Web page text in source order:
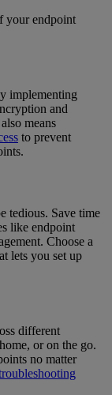
your endpoint
implementing
and
means
to prevent
tedious. Save time
like endpoint
Choose a
lets you set up
different
or on the go.
no matter